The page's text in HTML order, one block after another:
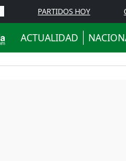
PARTIDOS HOY
ACTUALIDAD